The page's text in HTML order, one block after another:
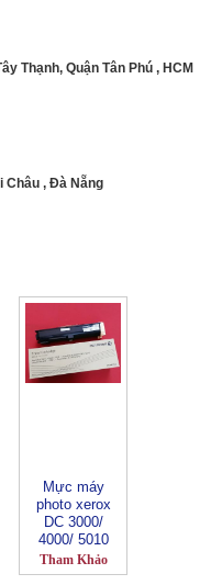
Thạnh, Quận Tân Phú , HCM
Châu , Đà Nẵng
Mực máy
photo xerox
DC 3000/
4000/ 5010
(CT200719 )
Tham Khảo